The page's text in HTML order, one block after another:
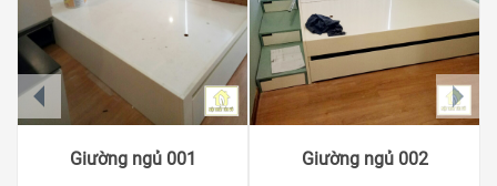
Giường ngủ 001 Giường ngủ 002
prev next